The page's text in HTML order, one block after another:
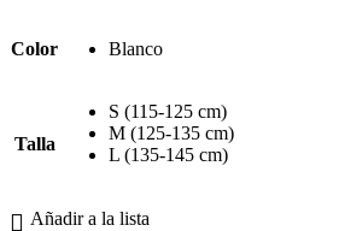
Color Blanco
Talla
S (115-125 cm)
M (125-135 cm)
L (135-145 cm)
Añadir a la lista